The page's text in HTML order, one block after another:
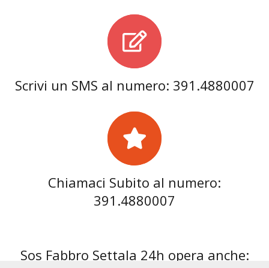
Scrivi un SMS al numero: 391.4880007
Chiamaci Subito al numero:
391.4880007
Sos Fabbro Settala 24h opera anche: